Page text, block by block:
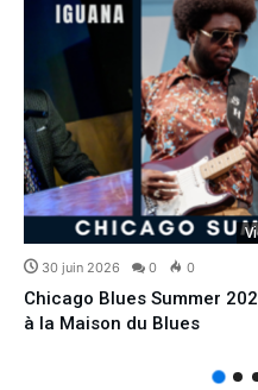
30 juin 2026 0 0
Chicago Blues Summer
à la Maison du Blues